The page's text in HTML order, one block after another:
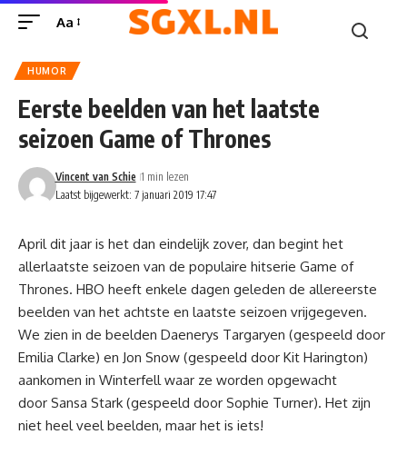
Aa
HUMOR
Eerste beelden van het laatste
seizoen Game of Thrones
Laatst bijgewerkt: 7 januari 2019 17:47
Vincent van Schie 1 min lezen
April dit jaar is het dan eindelijk zover, dan begint het
allerlaatste seizoen van de populaire hitserie Game of
Thrones. HBO heeft enkele dagen geleden de allereerste
beelden van het achtste en laatste seizoen vrijgegeven.
We zien in de beelden Daenerys Targaryen (gespeeld door
Emilia Clarke) en Jon Snow (gespeeld door Kit Harington)
aankomen in Winterfell waar ze worden opgewacht
door Sansa Stark (gespeeld door Sophie Turner). Het zijn
niet heel veel beelden, maar het is iets!